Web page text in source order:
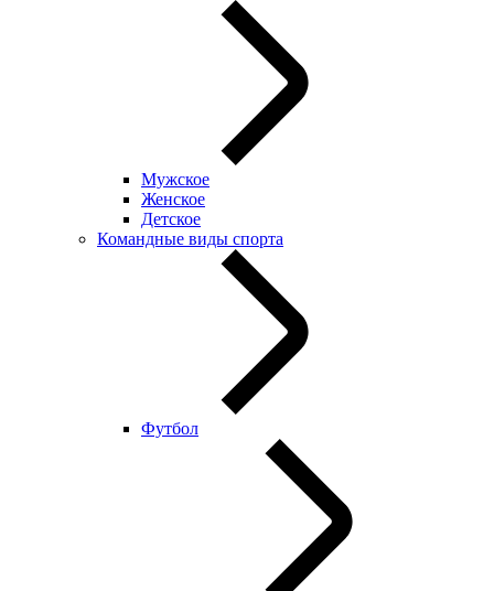
Мужское
Женское
Детское
Командные виды спорта
Футбол